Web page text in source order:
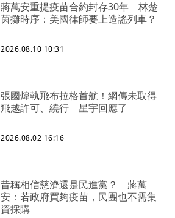
蔣萬安重提疫苗合約封存30年 林楚
茵攤時序：美國律師要上造謠列車？
2026.08.10 10:31
張國煒執飛布拉格首航！網傳未取得
飛越許可、繞行 星宇回應了
2026.08.02 16:16
昔稱相信慈濟還是民進黨？ 蔣萬
安：若政府買夠疫苗，民團也不需集
資採購